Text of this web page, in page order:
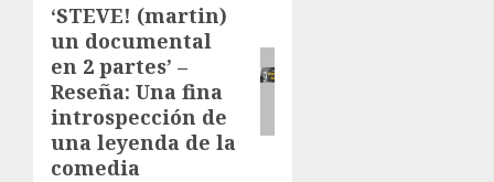
‘STEVE! (martin)
un documental
en 2 partes’ –
Reseña: Una fina
introspección de
una leyenda de la
comedia